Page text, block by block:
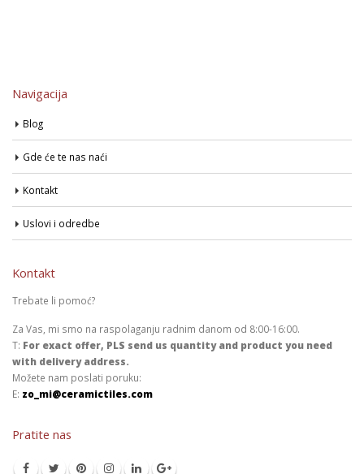
Navigacija
Blog
Gde će te nas naći
Kontakt
Uslovi i odredbe
Kontakt
Trebate li pomoć?
Za Vas, mi smo na raspolaganju radnim danom od 8:00-16:00.
T: For exact offer, PLS send us quantity and product you need
with delivery address.
Možete nam poslati poruku:
E: zo_mi@ceramictiles.com
Pratite nas